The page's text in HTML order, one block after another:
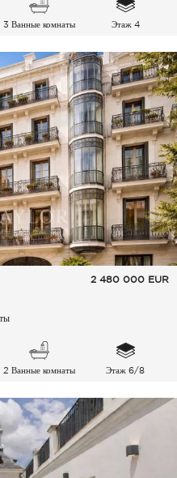
3 Ванные комнаты Этаж 4
2 480 000 EUR
2 Ванные комнаты Этаж 6/8